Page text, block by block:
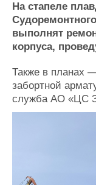
Компании
Репутация
Крюинг
Журнал
Реклама
На стапеле
выполнят
корпуса,
Также в планах
забортной
служба АО «ЦС